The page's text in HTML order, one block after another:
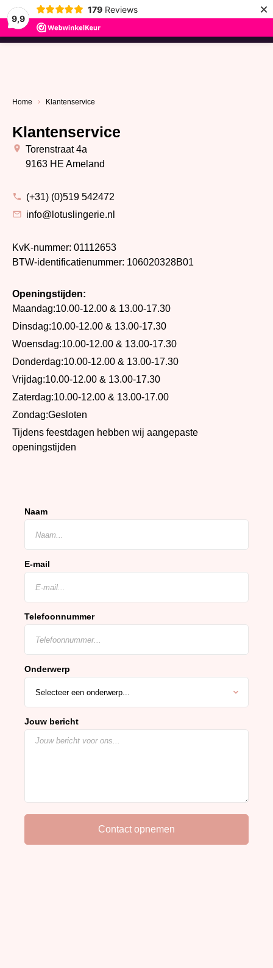
9,9
179 Reviews ×
menu
Home Klantenservice
Klantenservice
Torenstraat 4a
9163 HE Ameland
(+31) (0)519 542472
info@lotuslingerie.nl
KvK-nummer: 01112653
BTW-identificatienummer: 106020328B01
Openingstijden:
Maandag:10.00-12.00 & 13.00-17.30
Dinsdag:10.00-12.00 & 13.00-17.30
Woensdag:10.00-12.00 & 13.00-17.30
Donderdag:10.00-12.00 & 13.00-17.30
Vrijdag:10.00-12.00 & 13.00-17.30
Zaterdag:10.00-12.00 & 13.00-17.00
Zondag:Gesloten
Tijdens feestdagen hebben wij aangepaste
openingstijden
Naam
E-mail
Telefoonnummer
Onderwerp
Jouw bericht